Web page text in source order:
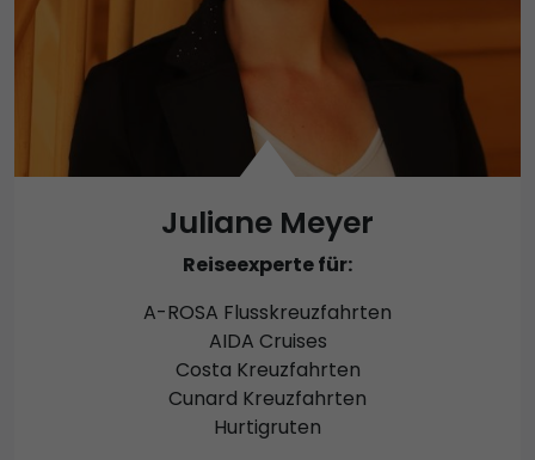
Juliane Meyer
Reiseexperte für:
A-ROSA Flusskreuzfahrten
AIDA Cruises
Costa Kreuzfahrten
Cunard Kreuzfahrten
Hurtigruten